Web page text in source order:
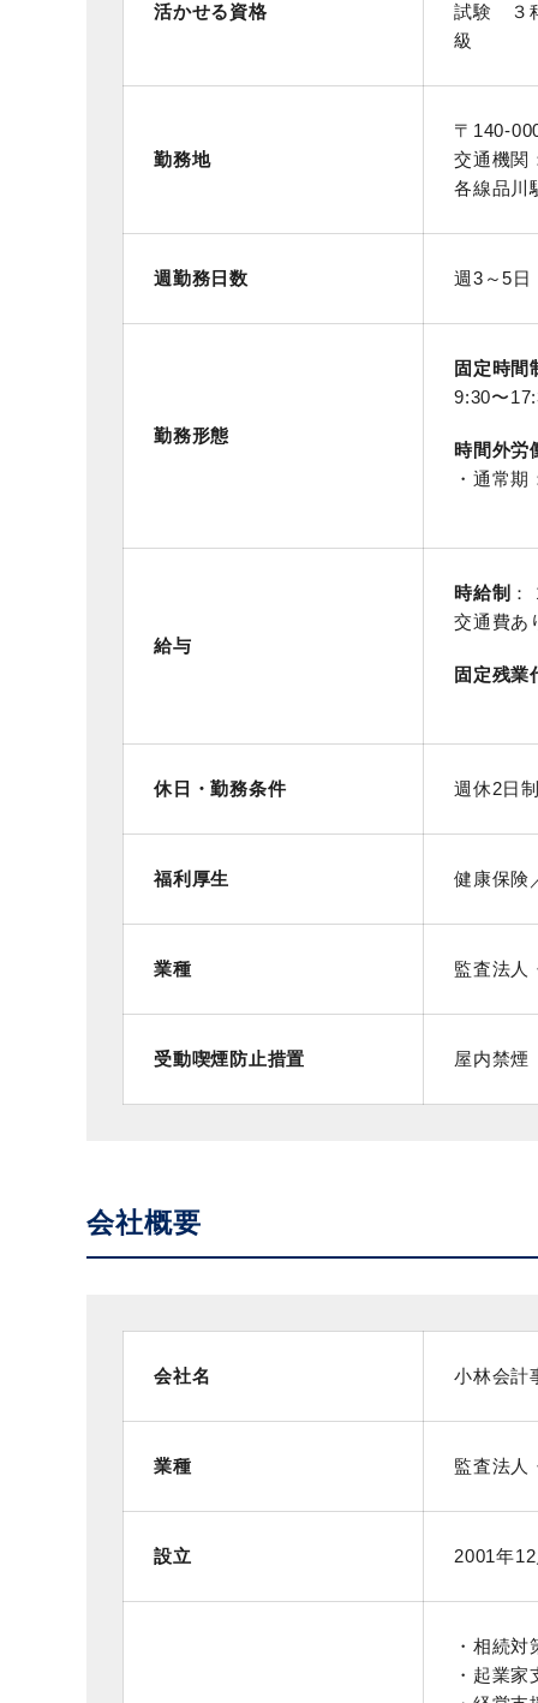
活かせる資格
試験 ３
級
勤務地
〒140-
交通機関
各線品
週勤務日数 週3～5日
勤務形態
固定時間
9:30〜
時間外労
・通常
給与
時給制
交通費あ
固定残業
休日・勤務条件 週休2日
福利厚生 健康保険
業種 監査法人
受動喫煙防止措置 屋内禁煙
会社概要
会社名 小林会計
業種 監査法人
設立 2001年
・相続対
・起業家